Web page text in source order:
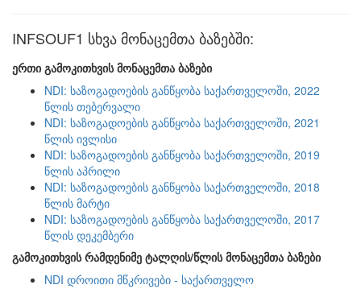
INFSOUF1 სხვა მონაცემთა ბაზებში:
ერთი გამოკითხვის მონაცემთა ბაზები
NDI: საზოგადოების განწყობა საქართველოში, 2022
წლის თებერვალი
NDI: საზოგადოების განწყობა საქართველოში, 2021
წლის ივლისი
NDI: საზოგადოების განწყობა საქართველოში, 2019
წლის აპრილი
NDI: საზოგადოების განწყობა საქართველოში, 2018
წლის მარტი
NDI: საზოგადოების განწყობა საქართველოში, 2017
წლის დეკემბერი
გამოკითხვის რამდენიმე ტალღის/წლის მონაცემთა ბაზები
NDI დროითი მწკრივები - საქართველო